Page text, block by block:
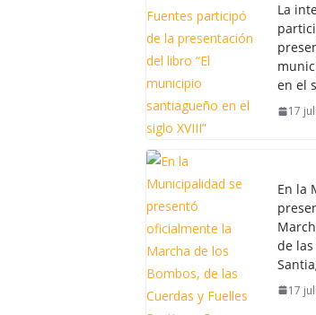
La
en el
17
En la
de las
17